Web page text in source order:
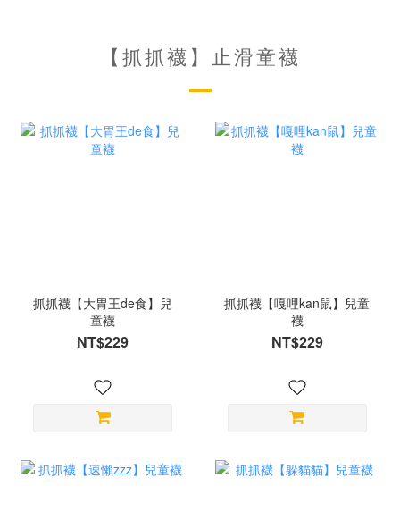
【抓抓襪】止滑童襪
抓抓襪【大胃王de食】兒
童襪
NT$229
抓抓襪【嘎哩kan鼠】兒童
襪
NT$229